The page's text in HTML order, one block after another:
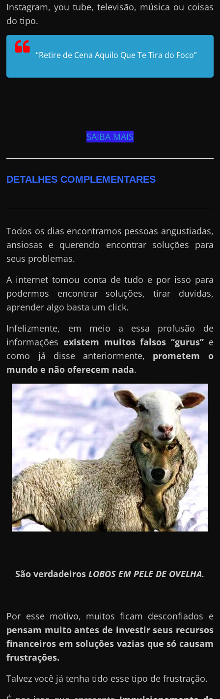
Instagram, you tube, televisão, música ou coisas
do tipo.
“Retire de Cena Aquilo Que Te Tira do Foco”
SAIBA MAIS
DETALHES COMPLEMENTARES
Todos os dias encontramos pessoas angustiadas,
ansiosas e querendo encontrar soluções para
seus problemas.
A internet tomou conta de tudo e por isso para
podermos encontrar soluções, tirar duvidas,
aprender algo basta um click.
Infelizmente, em meio a essa profusão de
informaçõesexistem muitos falsos “gurus”e
como já disse anteriormente, prometem o
mundo e não oferecem nada.
São verdadeirosLOBOS EM PELE DE OVELHA.
Por esse motivo, muitos ficam desconfiados e
pensam muito antes de investir seus recursos
financeiros em soluções vazias que só causam
frustrações.
Talvez você já tenha tido esse tipo de frustração.